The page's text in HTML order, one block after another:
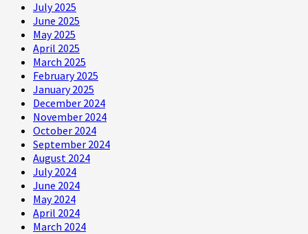
July 2025
June 2025
May 2025
April 2025
March 2025
February 2025
January 2025
December 2024
November 2024
October 2024
September 2024
August 2024
July 2024
June 2024
May 2024
April 2024
March 2024